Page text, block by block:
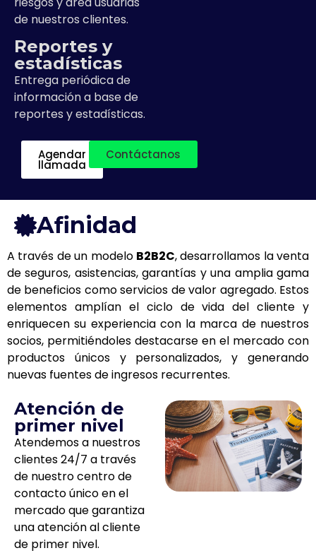
de nuestros clientes.
Reportes y
estadísticas
Entrega periódica de
información a base de
reportes y estadísticas.
Agendar
llamada
Contáctanos
Afinidad
A través de un modelo B2B2C, desarrollamos la venta
de seguros, asistencias, garantías y una amplia gama
de beneficios como servicios de valor agregado. Estos
elementos amplían el ciclo de vida del cliente y
enriquecen su experiencia con la marca de nuestros
socios, permitiéndoles destacarse en el mercado con
productos únicos y personalizados, y generando
nuevas fuentes de ingresos recurrentes.
Atención de
primer nivel
Atendemos a nuestros
clientes 24/7 a través
de nuestro centro de
contacto único en el
mercado que garantiza
una atención al cliente
de primer nivel.